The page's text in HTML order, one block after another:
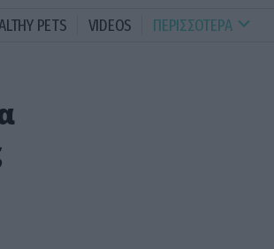
PETS VIDEOS ΠΕΡΙΣΣΟΤΕΡΑ